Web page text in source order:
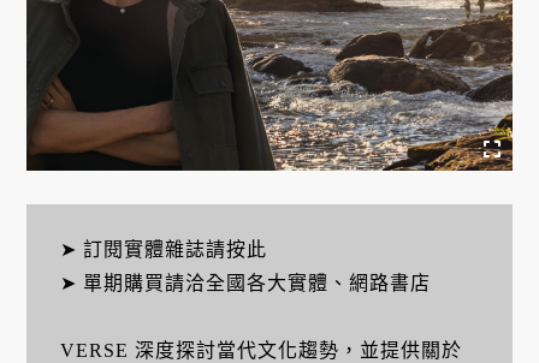
➤ 訂閱實體雜誌請按此
➤ 單期購買請洽全國各大實體、網路書店
VERSE 深度探討當代文化趨勢，並提供關於